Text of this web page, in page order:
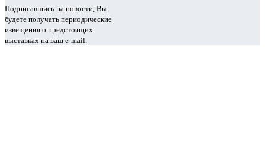
Подписавшись на новости, Вы
будете получать периодические
извещения о предстоящих
выставках на ваш e-mail.